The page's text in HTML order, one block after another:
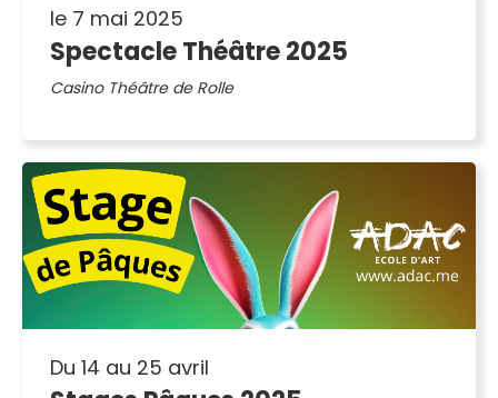
le 7 mai 2025
Spectacle Théâtre 2025
Casino Théâtre de Rolle
Du 14 au 25 avril